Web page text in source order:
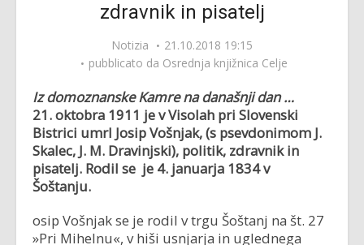
zdravnik in pisatelj
Notizia
21.10.2018 19:15
pubblicato da Osrednja knjižnica Celje
Iz domoznanske Kamre na današnji dan …
21. oktobra 1911 je v Visolah pri Slovenski
Bistrici umrl Josip Vošnjak, (s psevdonimom J.
Skalec, J. M. Dravinjski), politik, zdravnik in
pisatelj. Rodil se je 4. januarja 1834 v
Šoštanju.
osip Vošnjak se je rodil v trgu Šoštanj na št. 27
»Pri Mihelnu«, v hiši usnjarja in uglednega